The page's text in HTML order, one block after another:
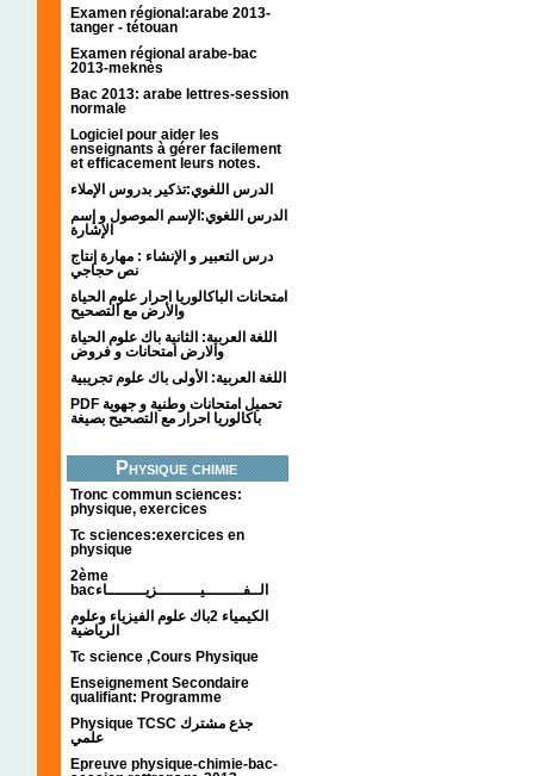
Examen régional:arabe 2013-
tanger - tétouan
Examen régional arabe-bac
2013-meknès
Bac 2013: arabe lettres-session
normale
Logiciel pour aider les
enseignants à gérer facilement
et efficacement leurs notes.
الدرس اللغوي:تذكير بدروس الإملاء
الدرس اللغوي:الإسم الموصول و إسم
الإشارة
درس التعبير و الإنشاء : مهارة إنتاج
نص حجاجي
امتحانات الباكالوريا احرار علوم الحياة
والأرض مع التصحيح
اللغة العربية: الثانية باك علوم الحياة
والارض امتحانات و فروض
اللغة العربية: الأولى باك علوم تجريبية
PDF تحميل امتحانات وطنية و جهوية
باكالوريا احرار مع التصحيح بصيغة
Physique chimie
Tronc commun sciences:
physique, exercices
Tc sciences:exercices en
physique
2ème
bacالــفــــــــيـــــــــزيــــــــاء
الكيمياء 2باك علوم الفيزياء وعلوم
الرياضية
Tc science ,Cours Physique
Enseignement Secondaire
qualifiant: Programme
Physique TCSC جذع مشترك
علمي
Epreuve physique-chimie-bac-